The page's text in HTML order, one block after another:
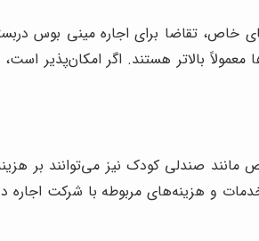
خاص، تقاضا برای اجاره مینی بوس
معمولاً بالاتر هستند. اگر امکان‌پذیر
مانند صندلی کودک نیز می‌توانند بر
و هزینه‌های مربوطه با شرکت